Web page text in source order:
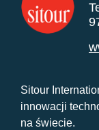
Sitour
innowacji
na świecie.